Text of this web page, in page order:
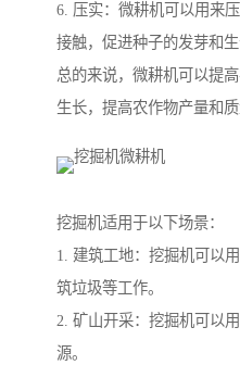
6. 压实：微耕机可以用来
接触，促进种子的发芽和生
总的来说，微耕机可以提
生长，提高农作物产量和质
挖掘机适用于以下场景：
1. 建筑工地：挖掘机可以
筑垃圾等工作。
2. 矿山开采：挖掘机可以
源。